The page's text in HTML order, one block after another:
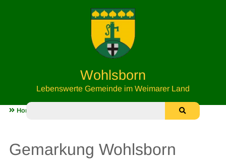
Wohlsborn
Lebenswerte Gemeinde im Weimarer Land
Home
Gemarkung Wohlsborn